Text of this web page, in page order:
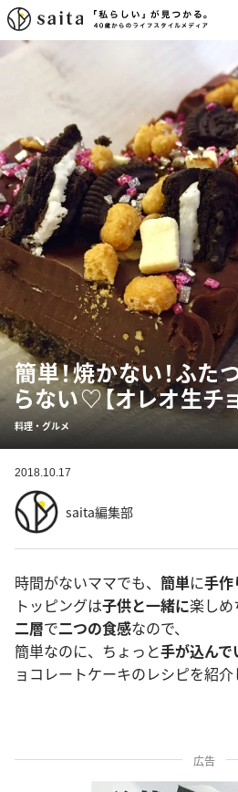
簡単！焼かない！ふた
らない♡【オレオ生チ
料理・グルメ
2018.10.17
saita編集部
時間がないママでも、 簡単に手作
トッピングは子供と一緒に楽し
二層で二つの食感なので、
簡単なのに、ちょっと手が込んで
ョコレートケーキのレシピを紹
広告